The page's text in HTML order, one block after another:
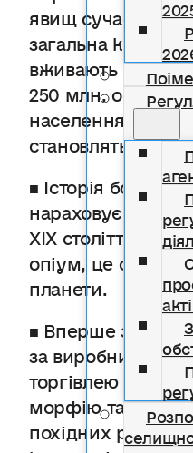
явищ сучасності.
загальна кількість
вживають
250 млн. осіб –
населення нашої
становлять люди
■ Історія
нараховує
XIX століття 25
опіум, це
планети.
■ Вперше
за
торгівлею та
морфію та їхніх
похідних